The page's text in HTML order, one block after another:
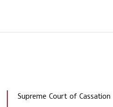
Supreme Court of Cassation